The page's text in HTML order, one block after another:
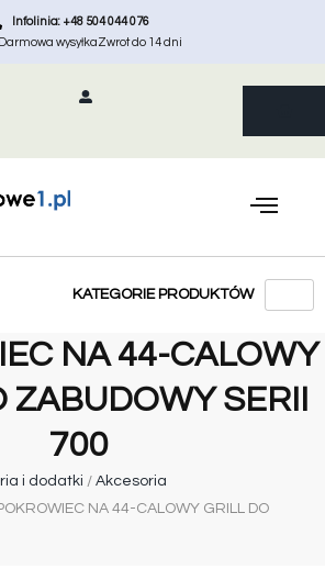
Infolinia: +48 504 044 076
wysyłkaZwrot do 14 dni
NA 44-CALOWY
ZABUDOWY SERII
700
i dodatki / Akcesoria
NA 44-CALOWY GRILL DO